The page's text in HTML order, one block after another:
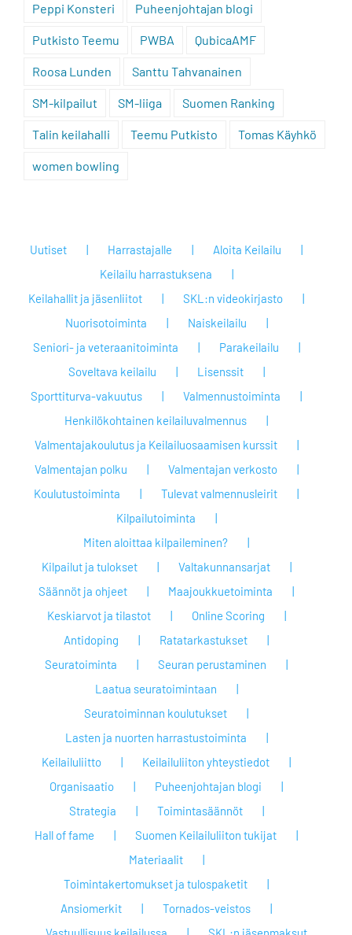
Peppi Konsteri Puheenjohtajan blogi
Putkisto Teemu PWBA QubicaAMF
Roosa Lunden Santtu Tahvanainen
SM-kilpailut SM-liiga Suomen Ranking
Talin keilahalli Teemu Putkisto Tomas Käyhkö
women bowling
Uutiset Harrastajalle
Aloita Keilailu
Keilailu harrastuksena
Keilahallit ja jäsenliitot
SKL:n videokirjasto
Nuorisotoiminta
Naiskeilailu
Seniori- ja veteraanitoiminta
Parakeilailu
Soveltava keilailu
Lisenssit
Sporttiturva-vakuutus
Valmennustoiminta
Henkilökohtainen keilailuvalmennus
Valmentajakoulutus ja Keilailuosaamisen kurssit
Valmentajan polku
Valmentajan verkosto
Koulutustoiminta
Tulevat valmennusleirit
Kilpailutoiminta
Miten aloittaa kilpaileminen?
Kilpailut ja tulokset
Valtakunnansarjat
Säännöt ja ohjeet
Maajoukkuetoiminta
Keskiarvot ja tilastot
Online Scoring
Antidoping
Ratatarkastukset
Seuratoiminta
Seuran perustaminen
Laatua seuratoimintaan
Seuratoiminnan koulutukset
Lasten ja nuorten harrastustoiminta
Keilailuliitto
Keilailuliiton yhteystiedot
Organisaatio
Puheenjohtajan blogi
Strategia
Toimintasäännöt
Hall of fame
Suomen Keilailuliiton tukijat
Materiaalit
Toimintakertomukset ja tulospaketit
Ansiomerkit
Tornados-veistos